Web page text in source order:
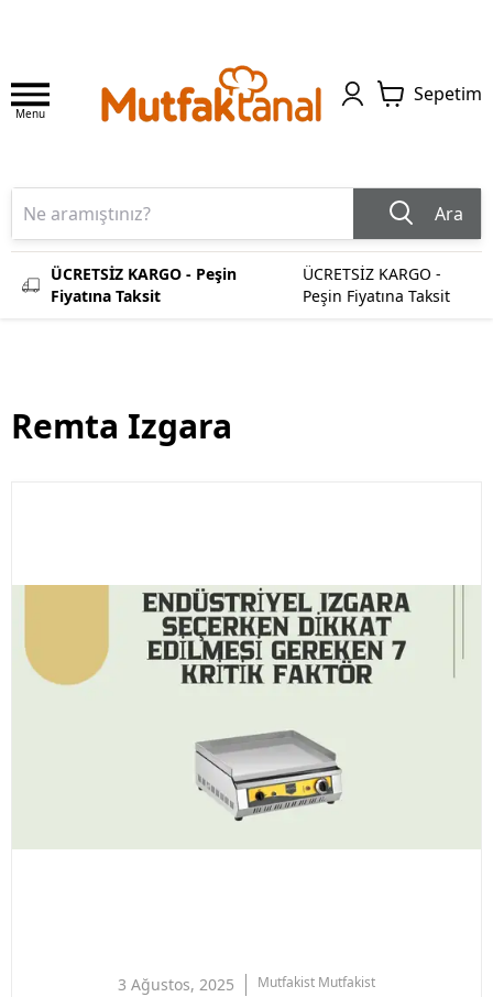
Menu
Sepetim
Ara
ÜCRETSİZ KARGO - Peşin
Fiyatına Taksit
ÜCRETSİZ KARGO -
Peşin Fiyatına Taksit
Remta Izgara
3 Ağustos, 2025 Mutfakist Mutfakist